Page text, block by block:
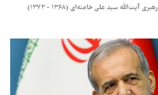
سید علی خامنه‌ای (۱۳۶۸ - ۱۳۷۲)